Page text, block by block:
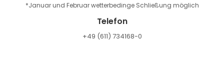
*Januar und Februar wetterbedinge Schließung möglich
Telefon
+49 (611) 734168-0